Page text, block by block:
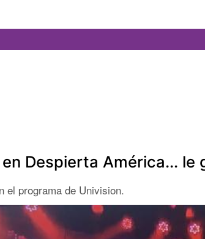
Despierta América...
el programa de Univision.